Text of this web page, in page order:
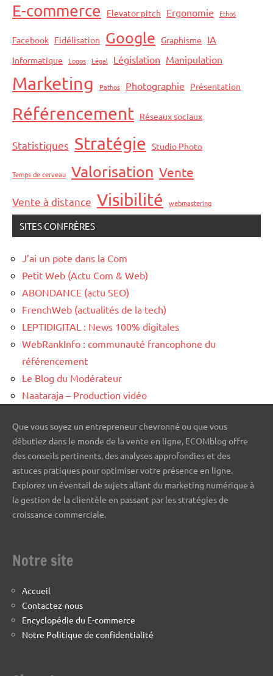
E-commerce Elevator pitch Ergonomie Ethos
Facebook Fidélisation Google Graphisme IA
Informatique Logos Légal Législation Manipulation
Marketing Pathos Photographie Présentation
Référencement Réseaux sociaux
Statistiques Stratégie Studio Photo
Temps de cerveau Valorisation Vente
Vente à distance Visibilité webmastering
SITES CONFRÈRES
J’ai un pote dans la Com
Petit Web (Actu Com & Web)
ABONDANCE (actu SEO)
FrenchWeb (actualités de la tech)
LEPTIDIGITAL : News 100% digitales
WebRankInfo : communauté francophone du
référencement
Le Blog du Modérateur
Naataraja – Production vidéo
Que vous soyez un entrepreneur chevronné ou que vous
débutiez dans le monde de la vente en ligne, ECOMblog offre
des conseils pertinents, des analyses approfondies et des
astuces pratiques pour optimiser votre présence en ligne.
Explorez un éventail de sujets allant du marketing numérique à
la gestion de la clientèle en passant par les stratégies de
croissance commerciale.
Notre site
Accueil
Contactez-nous
Encyclopédie du E-commerce
Notre Politique de confidentialité